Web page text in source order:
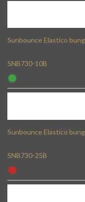
Sunbounce Elastico
SNB730-10B
Sunbounce Elastico
SNB730-25B